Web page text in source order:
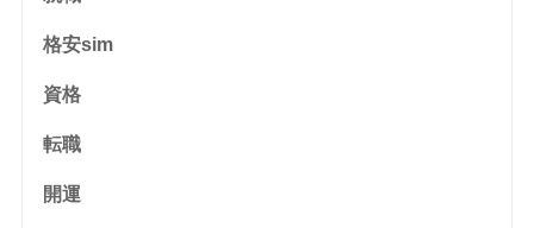
格安sim
資格
転職
開運